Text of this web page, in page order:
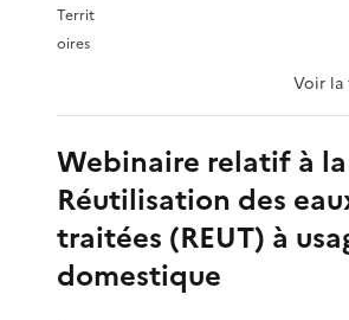
Territ
oires
Voir
Webinaire relatif à la
Réutilisation des
traitées (REUT) à
domestique